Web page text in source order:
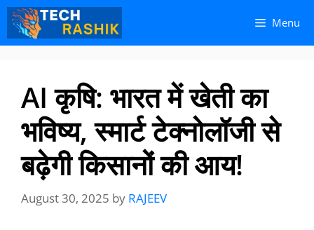
Skip
content
Skip
content
Menu
AI कृषि: भारत में खेती का
भविष्य, स्मार्ट टेक्नोलॉजी से
बढ़ेगी किसानों की आय!
August 30, 2025 by RAJEEV